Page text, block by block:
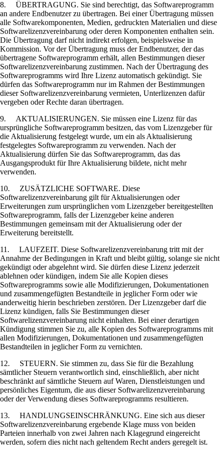
8. ÜBERTRAGUNG. Sie sind berechtigt, das Softwareprogramm
an andere Endbenutzer zu übertragen. Bei einer Übertragung müssen
alle Softwarekomponenten, Medien, gedruckten Materialien und diese
Softwarelizenzvereinbarung oder deren Komponenten enthalten sein.
Die Übertragung darf nicht indirekt erfolgen, beispielsweise in
Kommission. Vor der Übertragung muss der Endbenutzer, der das
übertragene Softwareprogramm erhält, allen Bestimmungen dieser
Softwarelizenzvereinbarung zustimmen. Nach der Übertragung des
Softwareprogramms wird Ihre Lizenz automatisch gekündigt. Sie
dürfen das Softwareprogramm nur im Rahmen der Bestimmungen
dieser Softwarelizenzvereinbarung vermieten, Unterlizenzen dafür
vergeben oder Rechte daran übertragen.
9. AKTUALISIERUNGEN. Sie müssen eine Lizenz für das
ursprüngliche Softwareprogramm besitzen, das vom Lizenzgeber für
die Aktualisierung festgelegt wurde, um ein als Aktualisierung
festgelegtes Softwareprogramm zu verwenden. Nach der
Aktualisierung dürfen Sie das Softwareprogramm, das das
Ausgangsprodukt für Ihre Aktualisierung bildete, nicht mehr
verwenden.
10. ZUSÄTZLICHE SOFTWARE. Diese
Softwarelizenzvereinbarung gilt für Aktualisierungen oder
Erweiterungen zum ursprünglichen vom Lizenzgeber bereitgestellten
Softwareprogramm, falls der Lizenzgeber keine anderen
Bestimmungen gemeinsam mit der Aktualisierung oder der
Erweiterung bereitstellt.
11. LAUFZEIT. Diese Softwarelizenzvereinbarung tritt mit der
Annahme der Bedingungen in Kraft und bleibt gültig, solange sie nicht
gekündigt oder abgelehnt wird. Sie dürfen diese Lizenz jederzeit
ablehnen oder kündigen, indem Sie alle Kopien dieses
Softwareprogramms sowie alle Modifizierungen, Dokumentationen
und zusammengefügten Bestandteile in jeglicher Form oder wie
anderweitig hierin beschrieben zerstören. Der Lizenzgeber darf die
Lizenz kündigen, falls Sie Bestimmungen dieser
Softwarelizenzvereinbarung nicht einhalten. Bei einer derartigen
Kündigung stimmen Sie zu, alle Kopien des Softwareprogramms mit
allen Modifizierungen, Dokumentationen und zusammengefügten
Bestandteilen in jeglicher Form zu vernichten.
12. STEUERN. Sie stimmen zu, dass Sie für die Bezahlung
sämtlicher Steuern verantwortlich sind, einschließlich, aber nicht
beschränkt auf sämtliche Steuern auf Waren, Dienstleistungen und
persönliches Eigentum, die aus dieser Softwarelizenzvereinbarung
oder der Verwendung dieses Softwareprogramms resultieren.
13. HANDLUNGSEINSCHRÄNKUNG. Eine sich aus dieser
Softwarelizenzvereinbarung ergebende Klage muss von beiden
Parteien innerhalb von zwei Jahren nach Klagegrund eingereicht
werden, sofern dies nicht nach geltendem Recht anders geregelt ist.